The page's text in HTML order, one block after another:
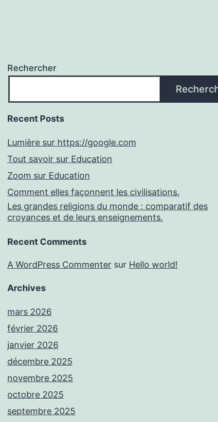
Rechercher
Recent Posts
Lumière sur https://google.com
Tout savoir sur Education
Zoom sur Education
Comment elles façonnent les civilisations.
Les grandes religions du monde : comparatif des
croyances et de leurs enseignements.
Recent Comments
A WordPress Commenter sur Hello world!
Archives
mars 2026
février 2026
janvier 2026
décembre 2025
novembre 2025
octobre 2025
septembre 2025